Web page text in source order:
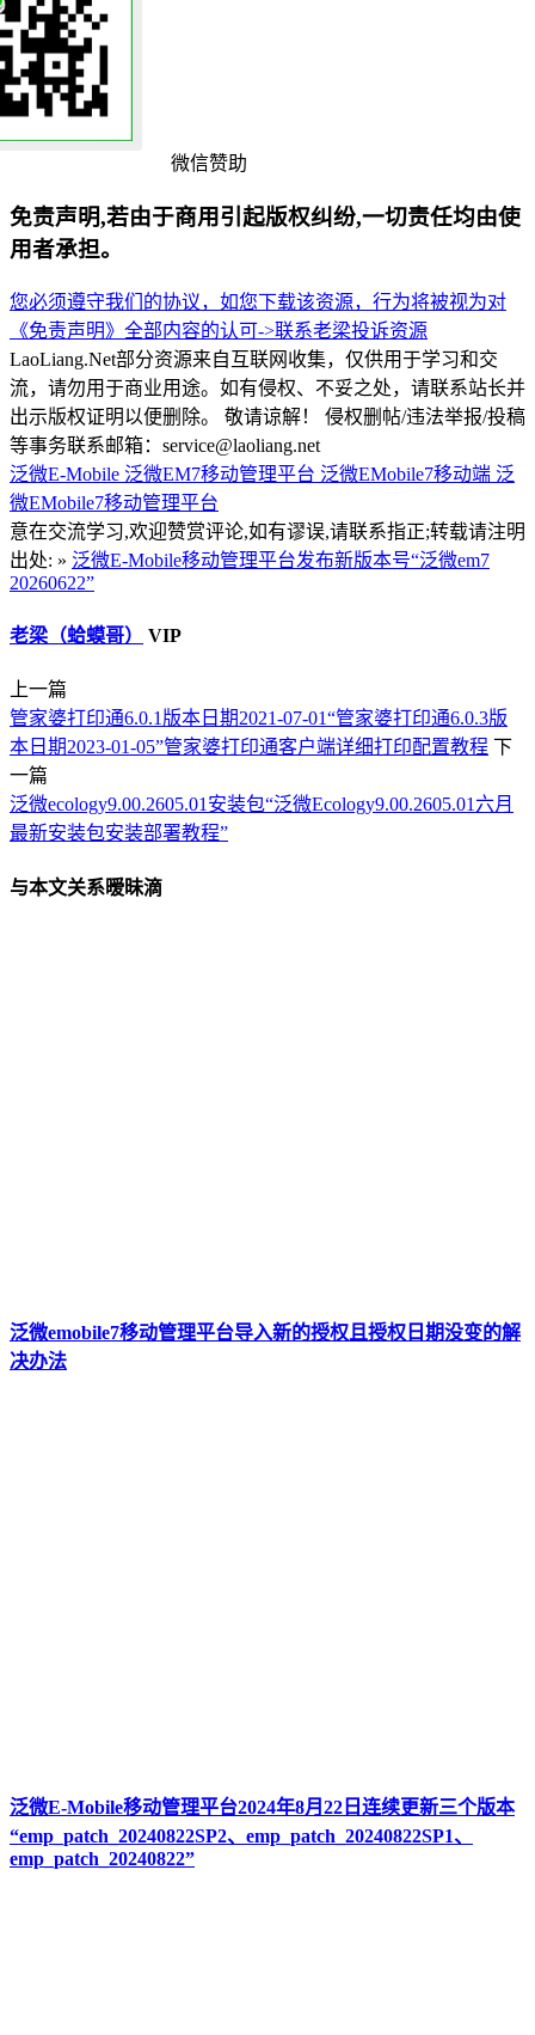
微信赞助
免责声明,若由于商用引起版权纠纷,一切责任均由使
用者承担。
您必须遵守我们的协议，如您下载该资源，行为将被视为对
《免责声明》全部内容的认可->联系老梁投诉资源
LaoLiang.Net部分资源来自互联网收集，仅供用于学习和交
流，请勿用于商业用途。如有侵权、不妥之处，请联系站长并
出示版权证明以便删除。 敬请谅解！ 侵权删帖/违法举报/投稿
等事务联系邮箱：service@laoliang.net
泛微E-Mobile 泛微EM7移动管理平台 泛微EMobile7移动端 泛
微EMobile7移动管理平台
意在交流学习,欢迎赞赏评论,如有谬误,请联系指正;转载请注明
出处: » 泛微E-Mobile移动管理平台发布新版本号“泛微em7
20260622”
老梁（蛤蟆哥） VIP
上一篇
管家婆打印通6.0.1版本日期2021-07-01“管家婆打印通6.0.3版
本日期2023-01-05”管家婆打印通客户端详细打印配置教程 下
一篇
泛微ecology9.00.2605.01安装包“泛微Ecology9.00.2605.01六月
最新安装包安装部署教程”
与本文关系暧昧滴
泛微emobile7移动管理平台导入新的授权且授权日期没变的解
决办法
泛微E-Mobile移动管理平台2024年8月22日连续更新三个版本
“emp_patch_20240822SP2、emp_patch_20240822SP1、
emp_patch_20240822”